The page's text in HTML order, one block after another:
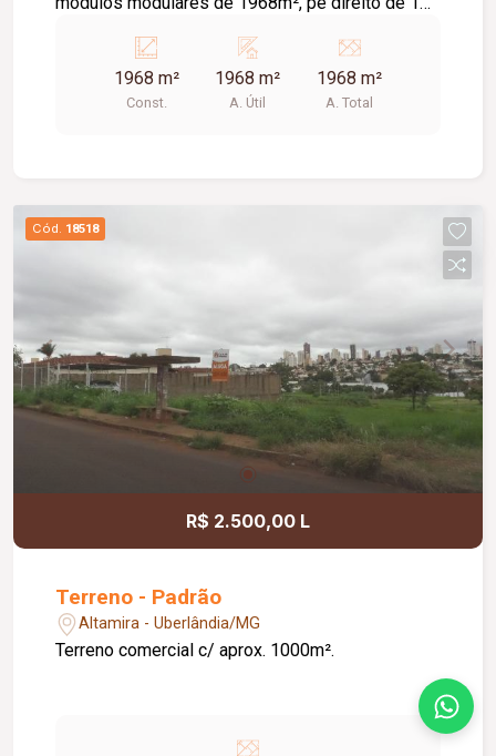
300m², piso industrial c/ capacidadede 6
toneladas por m².
1968 m²
Const.
1968 m²
A. Útil
1968 m²
A. Total
Cód. 18518
R$ 2.500,00 L
Terreno - Padrão
Altamira - Uberlândia/MG
Terreno comercial c/ aprox. 1000m².